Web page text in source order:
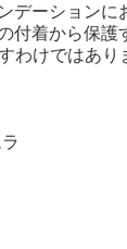
デーションに
付着から保護
わけではあり